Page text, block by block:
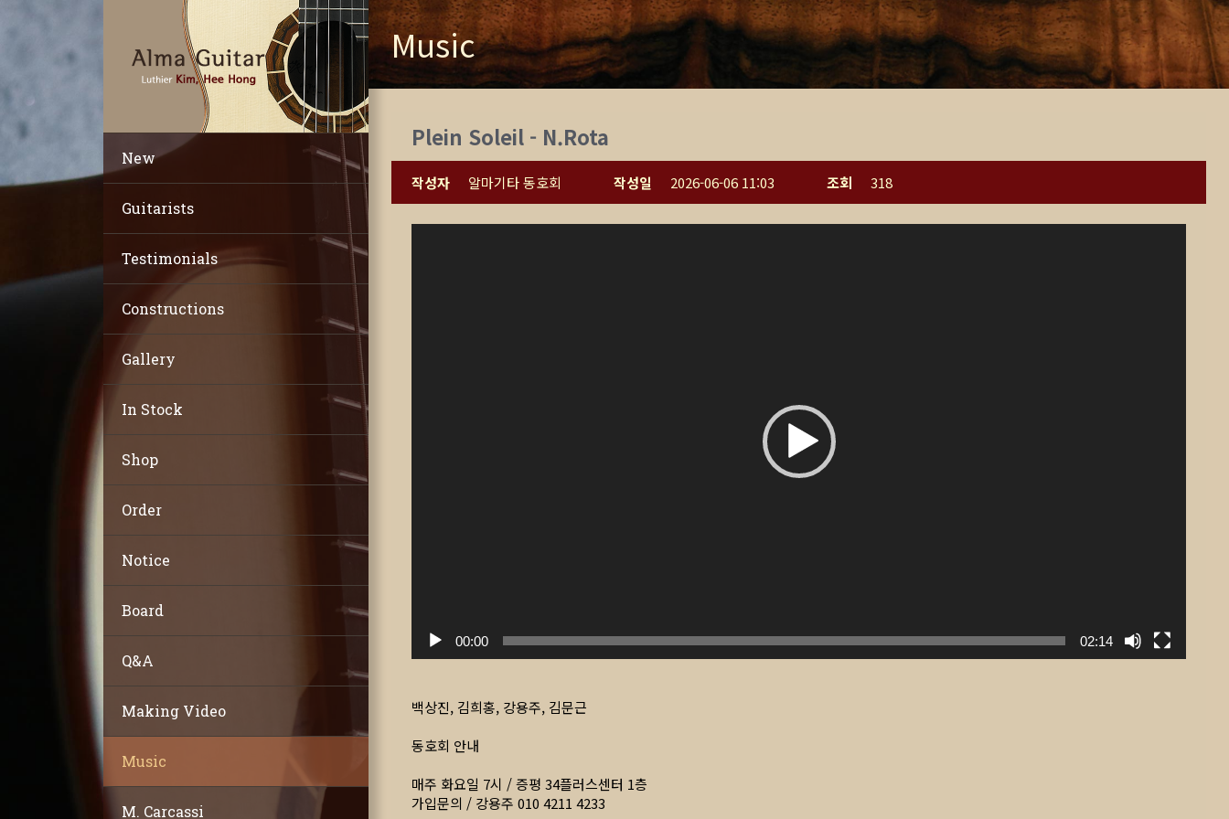
New
Guitarists
Testimonials
Constructions
Gallery
In Stock
Shop
Order
Notice
Board
Q&A
Making Video
Music
M. Carcassi
Music
Plein Soleil - N.Rota
작성자 알마기타 동호회 작성일 2026-06-06 11:03 조회 318
00:00 02:14
백상진, 김희홍, 강용주, 김문근
동호회 안내
매주 화요일 7시 / 증평 34플러스센터 1층
가입문의 / 강용주 010 4211 4233